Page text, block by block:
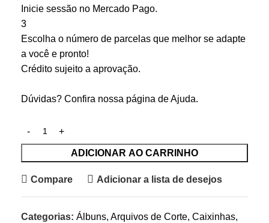
Inicie sessão no Mercado Pago.
3
Escolha o número de parcelas que melhor se adapte
a você e pronto!
Crédito sujeito a aprovação.
Dúvidas? Confira nossa página deAjuda.
ADICIONAR AO CARRINHO
Compare Adicionar a lista de desejos
Categorias: Álbuns, Arquivos de Corte, Caixinhas,